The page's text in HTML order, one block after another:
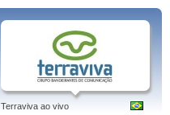
Terraviva ao vivo